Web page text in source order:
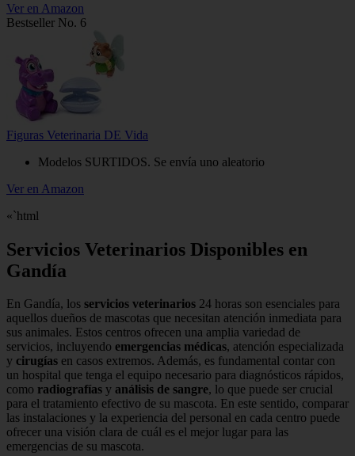
Ver en Amazon
Bestseller No. 6
Figuras Veterinaria DE Vida
Modelos SURTIDOS. Se envía uno aleatorio
Ver en Amazon
«`html
Servicios Veterinarios Disponibles en
Gandía
En Gandía, los servicios veterinarios 24 horas son esenciales para
aquellos dueños de mascotas que necesitan atención inmediata para
sus animales. Estos centros ofrecen una amplia variedad de
servicios, incluyendo emergencias médicas, atención especializada
y cirugías en casos extremos. Además, es fundamental contar con
un hospital que tenga el equipo necesario para diagnósticos rápidos,
como radiografías y análisis de sangre, lo que puede ser crucial
para el tratamiento efectivo de su mascota. En este sentido, comparar
las instalaciones y la experiencia del personal en cada centro puede
ofrecer una visión clara de cuál es el mejor lugar para las
emergencias de su mascota.